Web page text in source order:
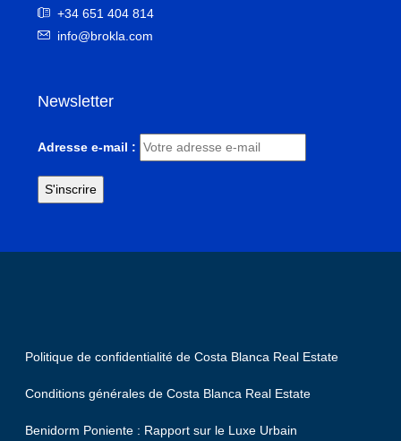
+34 651 404 814
info@brokla.com
Newsletter
Adresse e-mail :
Politique de confidentialité de Costa Blanca Real Estate
Conditions générales de Costa Blanca Real Estate
Benidorm Poniente : Rapport sur le Luxe Urbain